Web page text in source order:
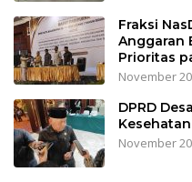
Fraksi
Anggaran
Prioritas
November
DPRD
November